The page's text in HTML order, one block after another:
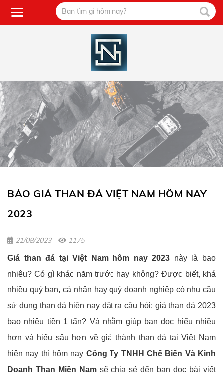
BÁO GIÁ THAN ĐÁ VIỆT NAM HÔM NAY
2023
21/08/2023 1175
Giá than đá tại Việt Nam hôm nay 2023 này là bao
nhiêu? Có gì khác năm trước hay không? Được biết, khá
nhiều quý bạn, cá nhân hay quý doanh nghiệp có nhu cầu
sử dụng than đá hiện nay đặt ra câu hỏi: giá than đá 2023
bao nhiêu tiền 1 tấn? Và nhằm giúp bạn đọc hiểu nhiều
hơn và hiểu sâu hơn về giá thành than đá tại Việt Nam
hiện nay thì hôm nay Công Ty TNHH Chế Biến Và Kinh
Doanh Than Miền Nam sẽ chia sẻ đến bạn đọc bài viết